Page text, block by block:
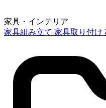
家具・インテリア
家具組み立て 家具取り付け